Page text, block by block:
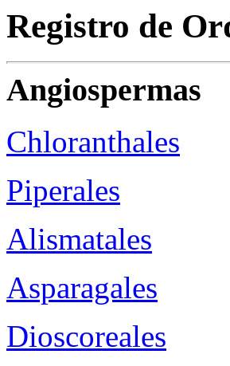
Registro de
Angiospermas
Chloranthales
Piperales
Alismatales
Asparagales
Dioscoreales